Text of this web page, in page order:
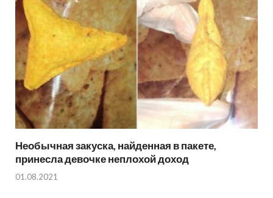
Необычная закуска, найденная в пакете,
принесла девочке неплохой доход
01.08.2021